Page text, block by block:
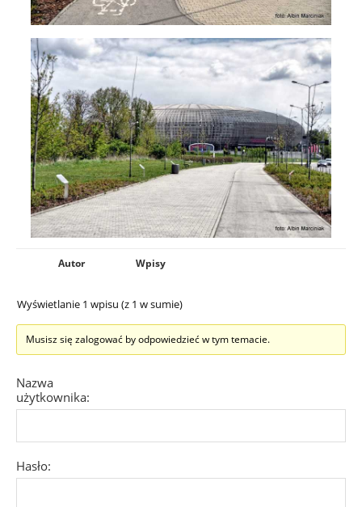
Autor Wpisy
Wyświetlanie 1 wpisu (z 1 w sumie)
Musisz się zalogować by odpowiedzieć w tym temacie.
Nazwa
użytkownika:
Hasło: